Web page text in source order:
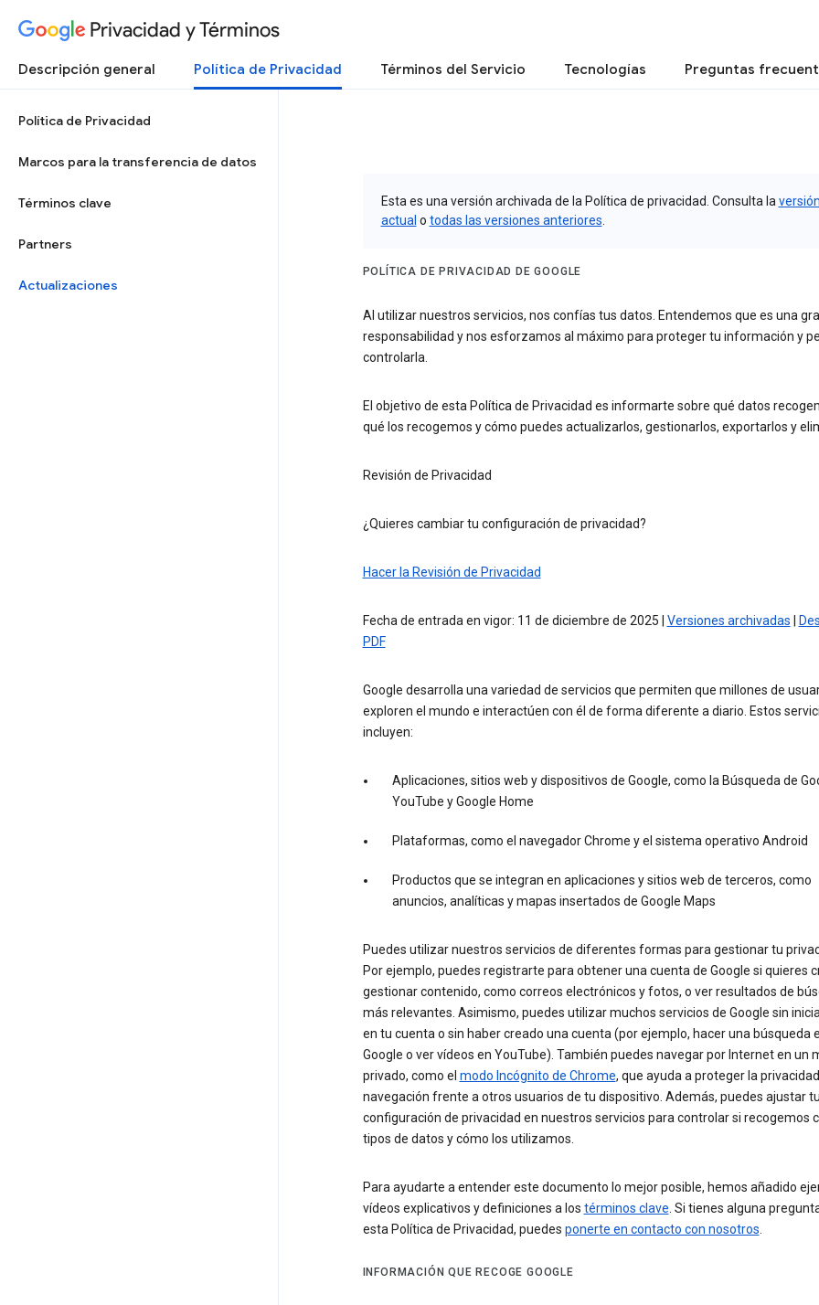
Privacidad y Términos
Descripción general Política de Privacidad Términos del Servicio Tecnologías Preguntas
Política de Privacidad
Marcos para la transferencia de datos
Términos clave
Partners
Actualizaciones
Esta es una versión archivada de la Política de privacidad. Consulta la versión
actual o todas las versiones anteriores
POLÍTICA DE PRIVACIDAD DE GOOGLE
Al utilizar nuestros servicios, nos confías tus datos. Entendemos que es una
responsabilidad y nos esforzamos al máximo para proteger tu información y
controlarla.
El objetivo de esta Política de Privacidad es informarte sobre qué datos
qué los recogemos y cómo puedes actualizarlos, gestionarlos, exportarlos y
Revisión de Privacidad
¿Quieres cambiar tu configuración de privacidad?
Hacer la Revisión de Privacidad
Fecha de entrada en vigor: 11 de diciembre de 2025 | Versiones archivadas
PDF
Google desarrolla una variedad de servicios que permiten que millones de
exploren el mundo e interactúen con él de forma diferente a diario. Estos
incluyen:
Aplicaciones, sitios web y dispositivos de Google, como la Búsqueda de
YouTube y Google Home
Plataformas, como el navegador Chrome y el sistema operativo Android
Productos que se integran en aplicaciones y sitios web de terceros, como
anuncios, analíticas y mapas insertados de Google Maps
Puedes utilizar nuestros servicios de diferentes formas para gestionar tu
Por ejemplo, puedes registrarte para obtener una cuenta de Google si quieres
gestionar contenido, como correos electrónicos y fotos, o ver resultados de
más relevantes. Asimismo, puedes utilizar muchos servicios de Google sin
en tu cuenta o sin haber creado una cuenta (por ejemplo, hacer una búsqueda
Google o ver vídeos en YouTube). También puedes navegar por Internet en un
privado, como el modo Incógnito de Chrome, que ayuda a proteger la
navegación frente a otros usuarios de tu dispositivo. Además, puedes ajustar tu
configuración de privacidad en nuestros servicios para controlar si recogemos
tipos de datos y cómo los utilizamos.
Para ayudarte a entender este documento lo mejor posible, hemos añadido
vídeos explicativos y definiciones a los términos clave. Si tienes alguna
esta Política de Privacidad, puedes ponerte en contacto con nosotros.
INFORMACIÓN QUE RECOGE GOOGLE